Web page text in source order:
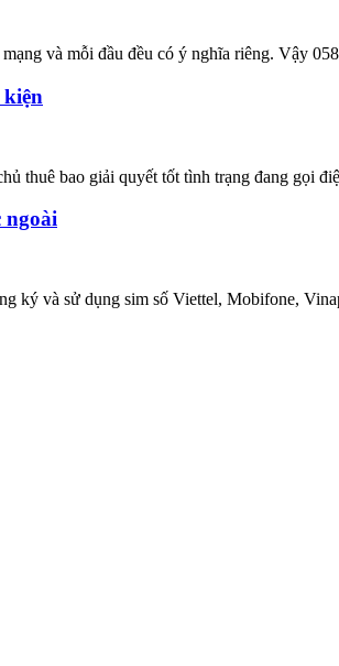
và mỗi đầu đều có ý nghĩa riêng. Vậy
thuê bao giải quyết tốt tình trạng đang gọi
ngoài
ký và sử dụng sim số Viettel, Mobifone,